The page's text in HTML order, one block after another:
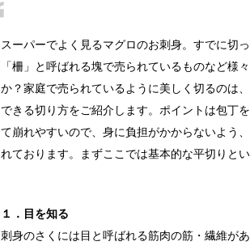
血液型占いや、血液型別取扱説明書
紅葉の秋に！ 登山初心者おす
日本全域が高気圧に覆われ、澄み
洗濯物の臭いの取り方と予
スーパーでよく見るマグロのお刺身。すでに切
「柵」と呼ばれる塊で売られているものなど様
か？家庭で売られているように美しく切るのは
できる切り方をご紹介します。ポイントは包丁
て崩れやすいので、身に負担がかからないよう
れております。まずここでは基本的な平切りと
１．目を知る
刺身のさくには目と呼ばれる筋肉の筋・繊維が